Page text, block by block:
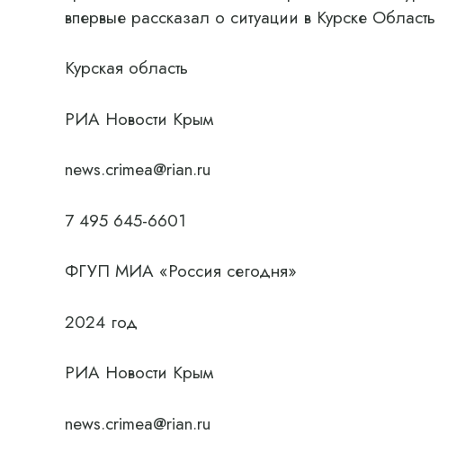
впервые рассказал о ситуации в Курске Область
Курская область
РИА Новости Крым
news.crimea@rian.ru
7 495 645-6601
ФГУП МИА «Россия сегодня»
2024 год
РИА Новости Крым
news.crimea@rian.ru